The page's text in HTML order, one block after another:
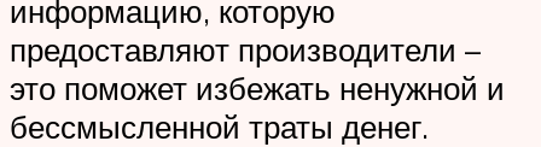
информацию, которую
предоставляют производители –
это поможет избежать ненужной и
бессмысленной траты денег.